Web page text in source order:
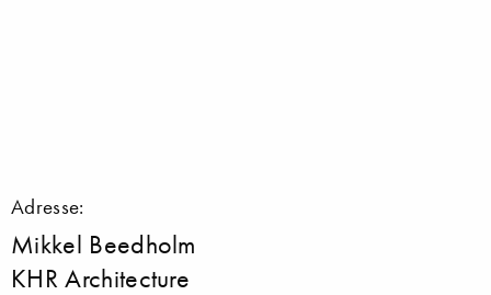
Adresse:
Mikkel Beedholm
KHR Architecture